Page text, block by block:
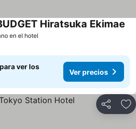
en el hotel
Hiratsuka Ekimae
ver los
Ver precios
Compartir